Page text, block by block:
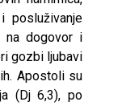
posluživanje
na dogovor i
gozbi ljubavi
Apostoli su
(Dj 6,3), po